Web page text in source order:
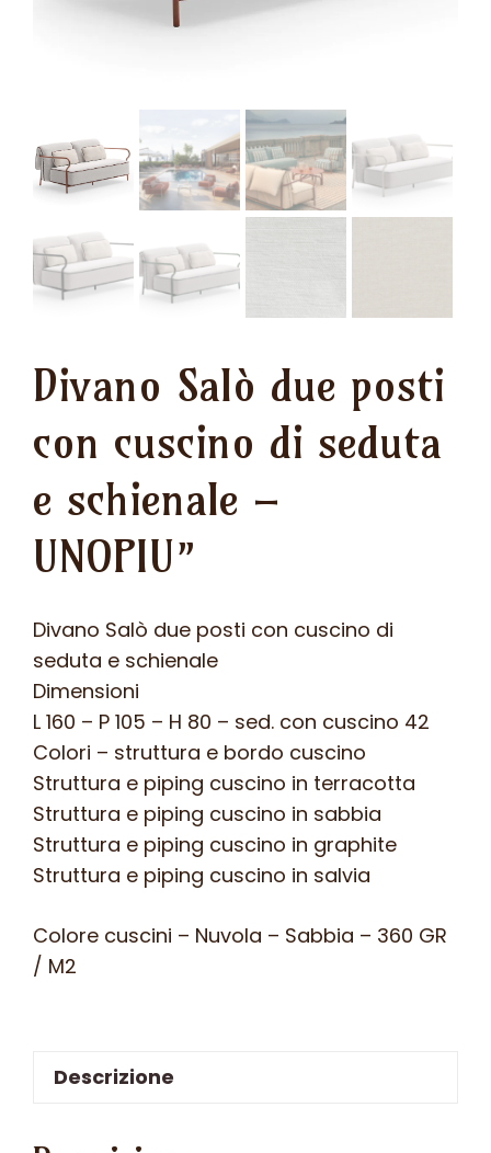
Divano Salò due posti
con cuscino di seduta
e schienale –
UNOPIU”
Divano Salò due posti con cuscino di
seduta e schienale
Dimensioni
L 160 – P 105 – H 80 – sed. con cuscino 42
Colori – struttura e bordo cuscino
Struttura e piping cuscino in terracotta
Struttura e piping cuscino in sabbia
Struttura e piping cuscino in graphite
Struttura e piping cuscino in salvia
Colore cuscini – Nuvola – Sabbia – 360 GR
/ M2
Descrizione